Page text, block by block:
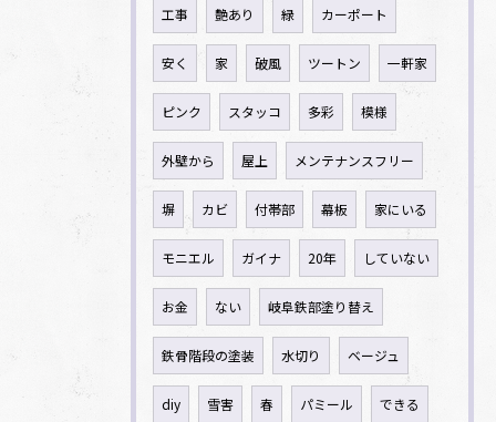
工事 艶あり 緑 カーポート
安く 家 破風 ツートン 一軒家
ピンク スタッコ 多彩 模様
外壁から 屋上 メンテナンスフリー
塀 カビ 付帯部 幕板 家にいる
モニエル ガイナ 20年 していない
お金 ない 岐阜鉄部塗り替え
鉄骨階段の塗装 水切り ベージュ
diy 雪害 春 パミール できる